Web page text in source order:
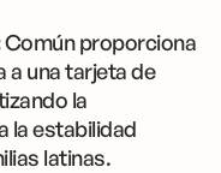
Común proporciona
a una tarjeta de
la
la estabilidad
latinas.